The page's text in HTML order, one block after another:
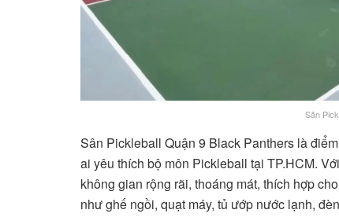
Sân
Sân Pickleball Quận 9 Black Panthers là
ai yêu thích bộ môn Pickleball tại TP.HCM.
không gian rộng rãi, thoáng mát, thích hợp
như ghế ngồi, quạt máy, tủ ướp nước lạnh,